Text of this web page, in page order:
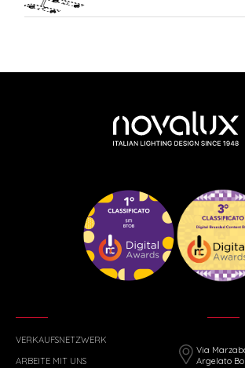
VERKAUFSNETZWERK
ARBEITE MIT UNS
Via
Argelato